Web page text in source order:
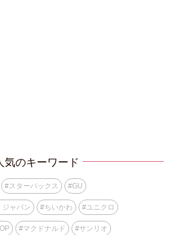
気のキーワード
#スターバックス #GU
ジャパン #ちいかわ #ユニクロ
#マクドナルド #サンリオ